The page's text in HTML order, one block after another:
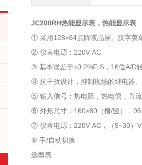
JC200RH热能显示表 ，热能显示表
① 采用128×64点阵液晶屏。汉字菜
② 仪表电源：220V AC
③ 基本误差于±0.2%F·S，16位A/D
④ 抗干扰设计，抑制现场的继电器
⑤ 输入信号：热电阻，热电偶，直
⑥ 外形尺寸：160×80（横/竖），
⑦ 仪表电源：220V AC，（9~30）
⑧ 手/自动切换
选型表